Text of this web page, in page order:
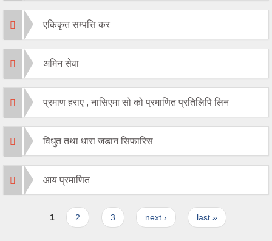
एकिकृत सम्पत्ति कर
अमिन सेवा
प्रमाण हराए , नासिएमा सो को प्रमाणित प्रतिलिपि लिन
विधुत तथा धारा जडान सिफारिस
आय प्रमाणित
Pages
1 2 3 next › last »